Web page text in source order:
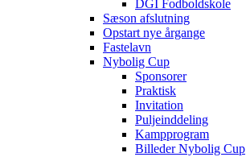
DGI Fodboldskole
Sæson afslutning
Opstart nye årgange
Fastelavn
Nybolig Cup
Sponsorer
Praktisk
Invitation
Puljeinddeling
Kampprogram
Billeder Nybolig Cup